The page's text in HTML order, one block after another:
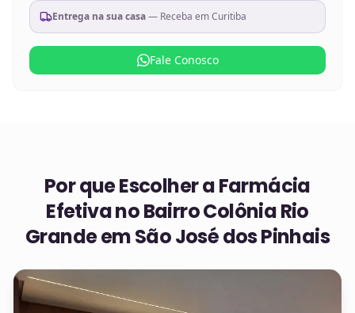
Entrega na sua casa— Receba emCuritiba
Fale Conosco
Por que Escolher a Farmácia
Efetiva noBairro Colônia Rio
Grande em São José dos Pinhais